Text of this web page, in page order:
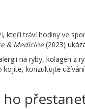
kteří tráví hodiny ve
& Medicine(2023)
na ryby, kolagen z
konzultujte
ho